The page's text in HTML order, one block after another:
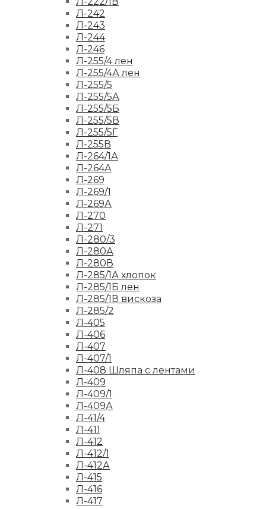
Л-242
Л-243
Л-244
Л-246
Л-255/4 лен
Л-255/4А лен
Л-255/5
Л-255/5А
Л-255/5Б
Л-255/5В
Л-255/5Г
Л-255В
Л-264/1А
Л-264А
Л-269
Л-269/1
Л-269А
Л-270
Л-271
Л-280/3
Л-280А
Л-280В
Л-285/1А хлопок
Л-285/1Б лен
Л-285/1В вискоза
Л-285/2
Л-405
Л-406
Л-407
Л-407/1
Л-408 Шляпа с лентами
Л-409
Л-409/1
Л-409А
Л-41/4
Л-411
Л-412
Л-412/1
Л-412А
Л-415
Л-416
Л-417